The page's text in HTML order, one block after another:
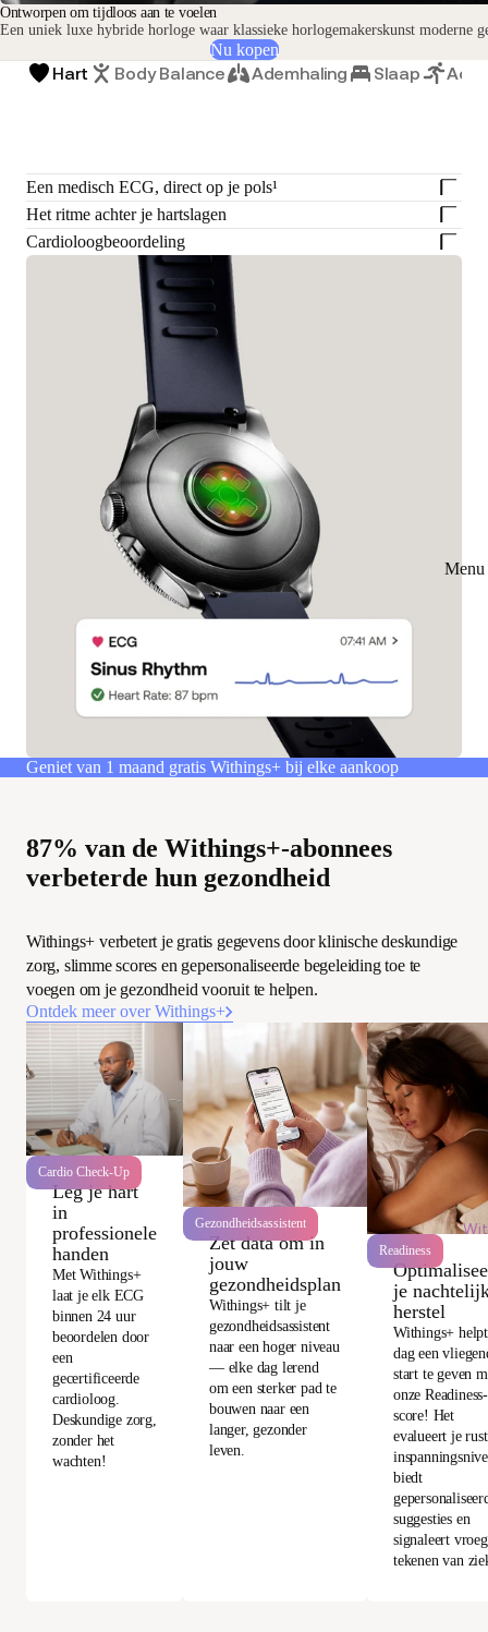
Menu
Ontworpen om tijdloos aan te voelen
Een uniek luxe hybride horloge waar klassieke horlogemakerskunst moderne
Nu kopen
Hart Body Balance Ademhaling Slaap
Een medisch ECG, direct op je pols¹
Het ritme achter je hartslagen
Cardioloogbeoordeling
Geniet van 1 maand gratis Withings+ bij elke aankoop
87% van de Withings+-abonnees
verbeterde hun gezondheid
Withings+ verbetert je gratis gegevens door klinische deskundige
zorg, slimme scores en gepersonaliseerde begeleiding toe te
voegen om je gezondheid vooruit te helpen.
Ontdek meer over Withings+
Cardio Check-Up
Leg je hart
in
professionele
handen
Met Withings+
laat je elk ECG
binnen 24 uur
beoordelen door
een
gecertificeerde
cardioloog.
Deskundige zorg,
zonder het
wachten!
Gezondheidsassistent
Zet data om in
jouw
gezondheidsplan
Withings+ tilt je
gezondheidsassistent
naar een hoger niveau
— elke dag lerend
om een sterker pad te
bouwen naar een
langer, gezonder
leven.
Readiness
je
herstel
Withings+
dag een
start te geven
onze Readiness-
score! Het
evalueert je
biedt
suggesties en
signaleert
tekenen van